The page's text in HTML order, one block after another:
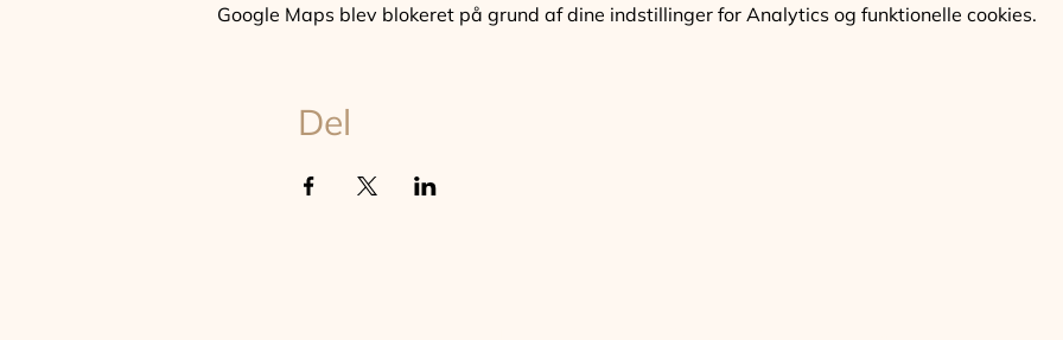
Google Maps blev blokeret på grund af dine indstillinger for Analytics og funktionelle cookies.
Del